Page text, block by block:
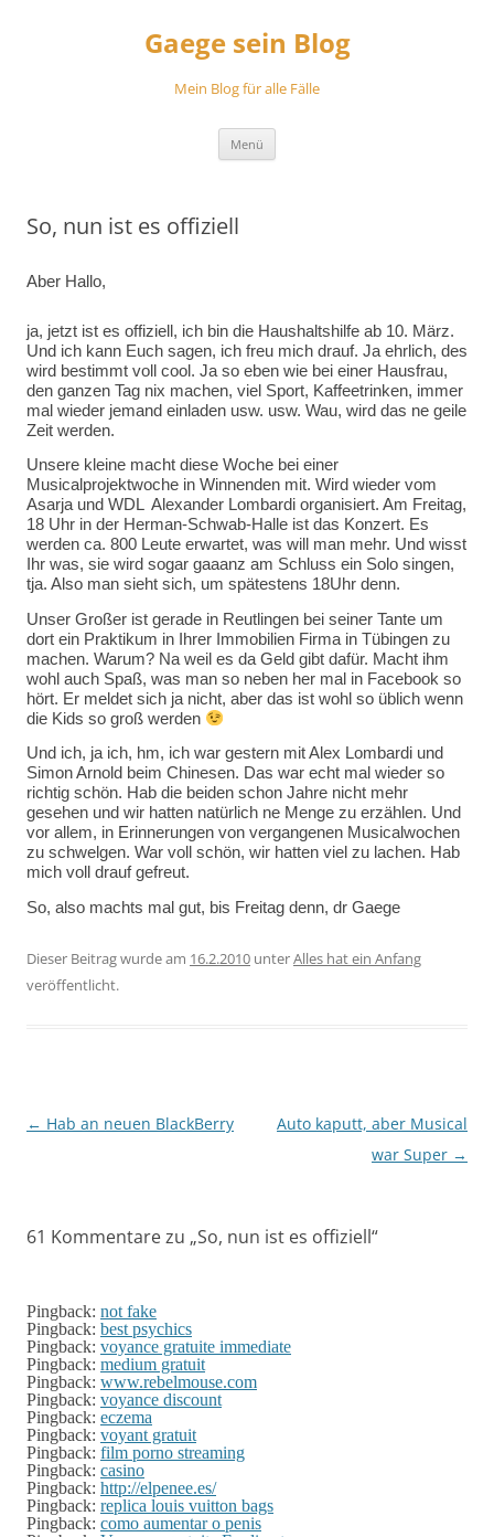
Gaege sein Blog
Mein Blog für alle Fälle
Menü
So, nun ist es offiziell
Aber Hallo,
ja, jetzt ist es offiziell, ich bin die Haushaltshilfe ab 10. März.
Und ich kann Euch sagen, ich freu mich drauf. Ja ehrlich, des
wird bestimmt voll cool. Ja so eben wie bei einer Hausfrau,
den ganzen Tag nix machen, viel Sport, Kaffeetrinken, immer
mal wieder jemand einladen usw. usw. Wau, wird das ne geile
Zeit werden.
Unsere kleine macht diese Woche bei einer
Musicalprojektwoche in Winnenden mit. Wird wieder vom
Asarja und WDL  Alexander Lombardi organisiert. Am Freitag,
18 Uhr in der Herman-Schwab-Halle ist das Konzert. Es
werden ca. 800 Leute erwartet, was will man mehr. Und wisst
Ihr was, sie wird sogar gaaanz am Schluss ein Solo singen,
tja. Also man sieht sich, um spätestens 18Uhr denn.
Unser Großer ist gerade in Reutlingen bei seiner Tante um
dort ein Praktikum in Ihrer Immobilien Firma in Tübingen zu
machen. Warum? Na weil es da Geld gibt dafür. Macht ihm
wohl auch Spaß, was man so neben her mal in Facebook so
hört. Er meldet sich ja nicht, aber das ist wohl so üblich wenn
die Kids so groß werden
Und ich, ja ich, hm, ich war gestern mit Alex Lombardi und
Simon Arnold beim Chinesen. Das war echt mal wieder so
richtig schön. Hab die beiden schon Jahre nicht mehr
gesehen und wir hatten natürlich ne Menge zu erzählen. Und
vor allem, in Erinnerungen von vergangenen Musicalwochen
zu schwelgen. War voll schön, wir hatten viel zu lachen. Hab
mich voll drauf gefreut.
So, also machts mal gut, bis Freitag denn, dr Gaege
Dieser Beitrag wurde am 16.2.2010 unterAlles hat ein Anfang
veröffentlicht.
Beitragsnavigation
← Hab an neuen BlackBerry
Auto kaputt, aber Musical
war Super →
61 Kommentare zu „So, nun ist es offiziell“
Pingback: not fake
Pingback: best psychics
Pingback: voyance gratuite immediate
Pingback: medium gratuit
Pingback: www.rebelmouse.com
Pingback: voyance discount
Pingback: eczema
Pingback: voyant gratuit
Pingback: film porno streaming
Pingback: casino
Pingback: http://elpenee.es/
Pingback: replica louis vuitton bags
Pingback: como aumentar o penis